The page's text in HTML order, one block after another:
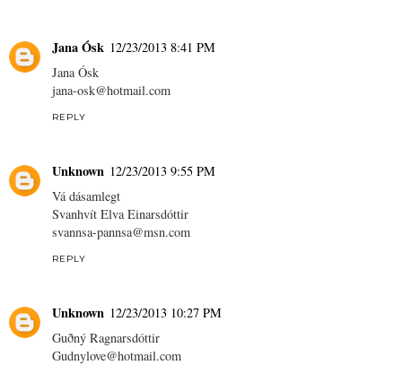
Jana Ósk 12/23/2013 8:41 PM
Jana Ósk
jana-osk@hotmail.com
REPLY
Unknown 12/23/2013 9:55 PM
Vá dásamlegt
Svanhvít Elva Einarsdóttir
svannsa-pannsa@msn.com
REPLY
Unknown 12/23/2013 10:27 PM
Guðný Ragnarsdóttir
Gudnylove@hotmail.com